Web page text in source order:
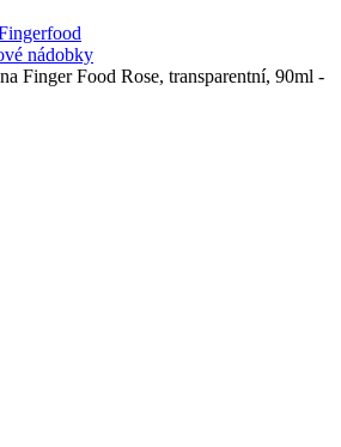
nádobky
Finger Food Rose, transparentní, 90ml -